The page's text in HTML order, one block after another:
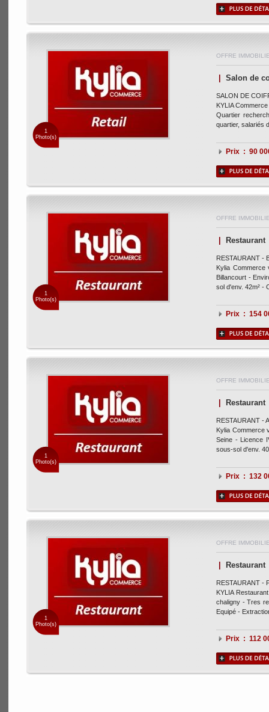
1
Photo(s)
OFFRE
| Salon de
SALON DE
KYLIA
Quartier
quartier, salariés
Prix : 90
1
Photo(s)
OFFRE
| Restaurant
RESTAURANT -
Kylia
Billancourt -
sol d'env. 42m² -
Prix : 154
1
Photo(s)
OFFRE
| Restaurant
RESTAURANT -
Kylia Commerce
Seine - Licence
sous-sol d'env.
Prix : 132
1
Photo(s)
OFFRE
| Restaurant
RESTAURANT -
KYLIA
chaligny - Tres
Equipé -
Prix : 112